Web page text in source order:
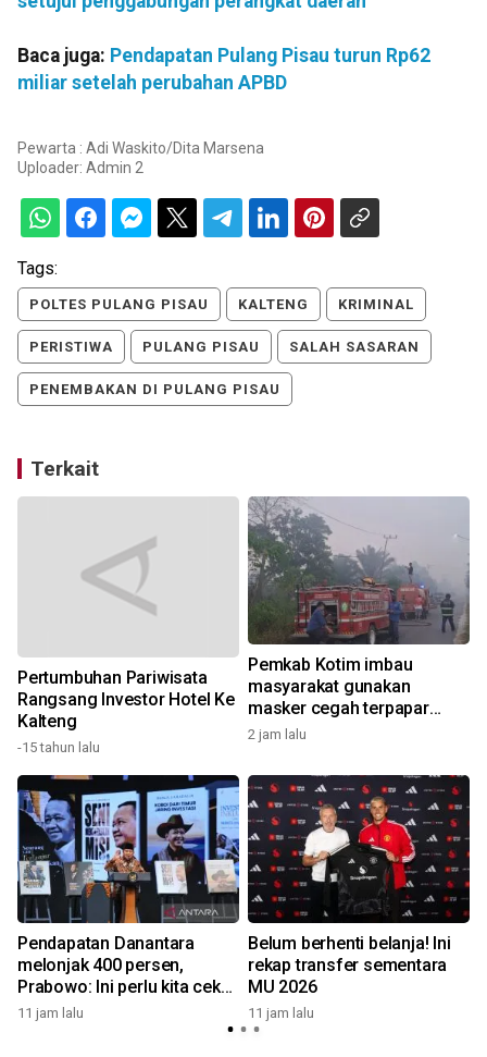
Baca juga: Pendapatan Pulang Pisau turun Rp62
miliar setelah perubahan APBD
Pewarta : Adi Waskito/Dita Marsena
Uploader: Admin 2
Tags:
POLTES PULANG PISAU KALTENG KRIMINAL
PERISTIWA PULANG PISAU SALAH SASARAN
PENEMBAKAN DI PULANG PISAU
Terkait
Pertumbuhan Pariwisata
Rangsang Investor Hotel Ke
Kalteng
-15 tahun lalu
Pemkab Kotim imbau
masyarakat gunakan
masker cegah terpapar
udara tidak sehat
2 jam lalu
Pendapatan Danantara
melonjak 400 persen,
Prabowo: Ini perlu kita cek
dan audit
11 jam lalu
Belum berhenti belanja! Ini
rekap transfer sementara
MU 2026
11 jam lalu